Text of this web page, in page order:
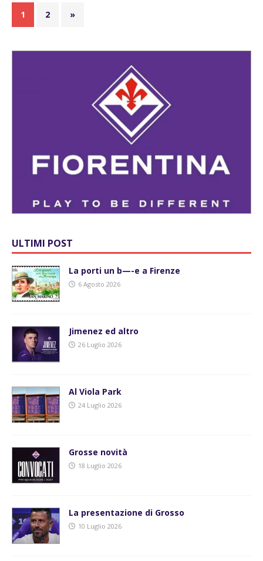
1 2 »
ULTIMI POST
La porti un b—-e a Firenze
6 Agosto 2026
Jimenez ed altro
26 Luglio 2026
Al Viola Park
24 Luglio 2026
Grosse novità
18 Luglio 2026
La presentazione di Grosso
10 Luglio 2026